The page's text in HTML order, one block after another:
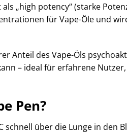
„high potency“ (starke
für Vape-Öle und
Anteil des Vape-Öls
– ideal für erfahrene
Pen?
schnell über die Lunge in den